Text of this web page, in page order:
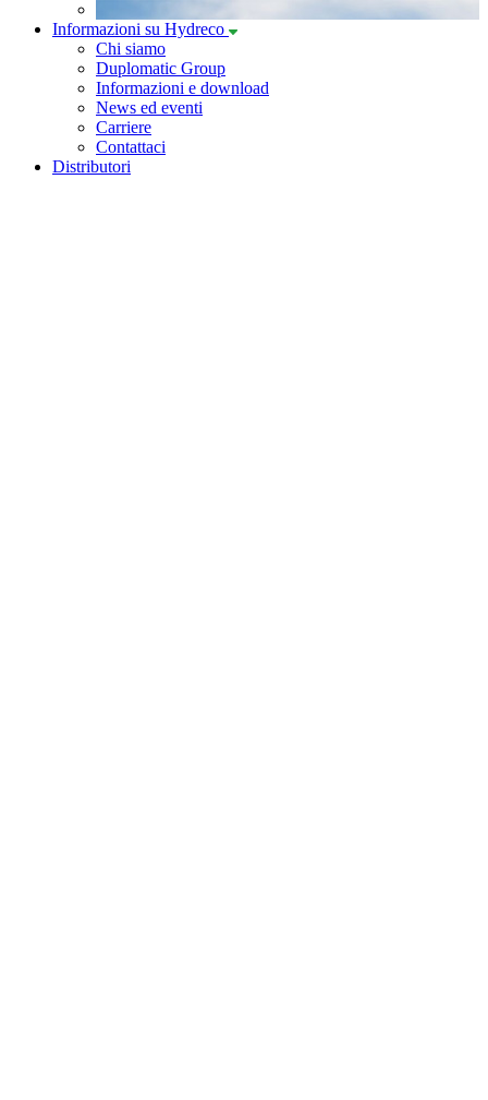
Informazioni su Hydreco
Chi siamo
Duplomatic Group
Informazioni e download
News ed eventi
Carriere
Contattaci
Distributori